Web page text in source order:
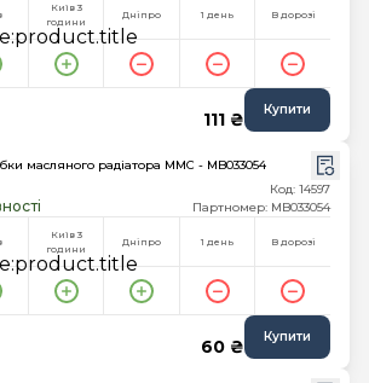
Київ 3
години
Дніпро 1 день В дорозі
111 ₴ Купити
масляного радіатора MMC - MB033054
Код: 14597
Партномер: MB033054
Київ 3
години
Дніпро 1 день В дорозі
60 ₴ Купити